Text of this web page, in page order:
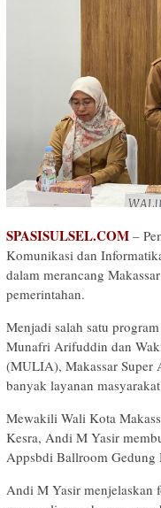
SPASISULSEL.COM –
Komunikasi dan
dalam merancang
pemerintahan.
Menjadi salah satu
Munafri Arifuddin dan
(MULIA), Makassar Super
banyak layanan
Mewakili Wali Kota
Kesra, Andi M Yasir
Appsbdi Ballroom Gedung
Andi M Yasir menjelaskan